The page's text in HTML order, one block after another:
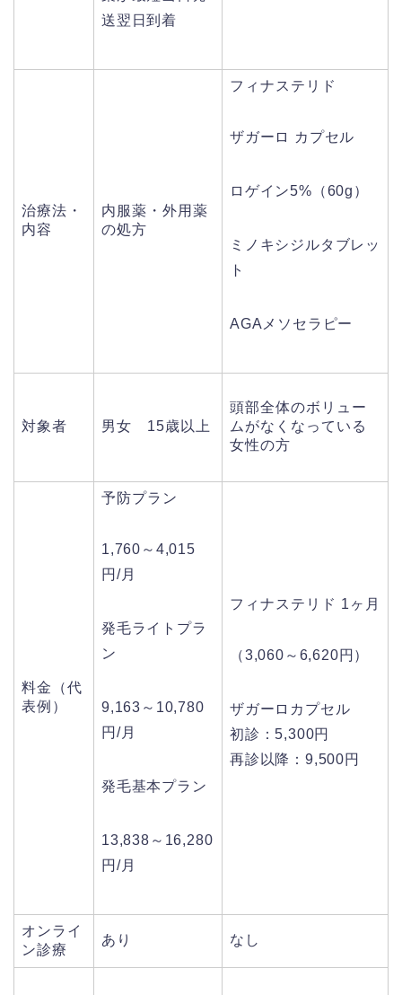
送翌日到着
治療法・
内容
内服薬・外用薬
の処方
フィナステリド
ザガーロ カプセル
ロゲイン5%（60g）
ミノキシジルタブレッ
ト
AGAメソセラピー
対象者 男女 15歳以上
頭部全体のボリュー
ムがなくなっている
女性の方
料金（代
表例）
予防プラン
1,760～4,015
円/月
発毛ライトプラ
ン
9,163～10,780
円/月
発毛基本プラン
13,838～16,280
円/月
フィナステリド 1ヶ月
（3,060～6,620円）
ザガーロカプセル
初診：5,300円
再診以降：9,500円
オンライ
ン診療
あり なし